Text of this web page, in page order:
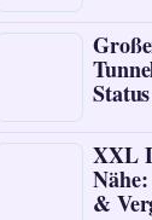
XXL
&